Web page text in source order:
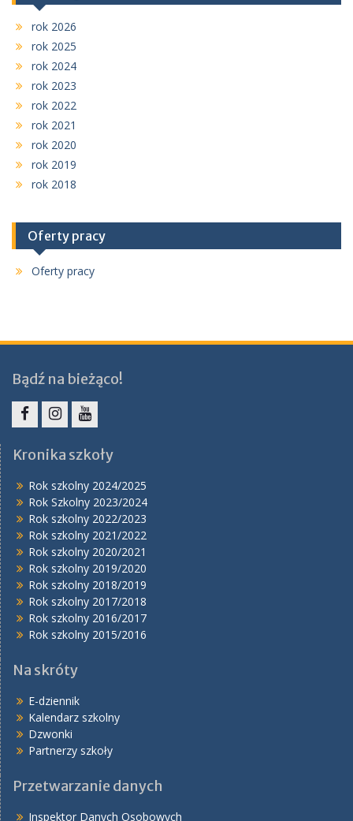
rok 2026
rok 2025
rok 2024
rok 2023
rok 2022
rok 2021
rok 2020
rok 2019
rok 2018
Oferty pracy
Oferty pracy
Bądź na bieżąco!
Kronika szkoły
Rok szkolny 2024/2025
Rok Szkolny 2023/2024
Rok szkolny 2022/2023
Rok szkolny 2021/2022
Rok szkolny 2020/2021
Rok szkolny 2019/2020
Rok szkolny 2018/2019
Rok szkolny 2017/2018
Rok szkolny 2016/2017
Rok szkolny 2015/2016
Na skróty
E-dziennik
Kalendarz szkolny
Dzwonki
Partnerzy szkoły
Przetwarzanie danych
Inspektor Danych Osobowych